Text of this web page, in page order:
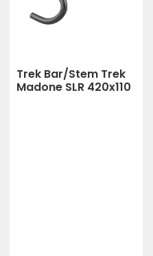
Trek Bar/Stem Trek
Madone SLR 420x110